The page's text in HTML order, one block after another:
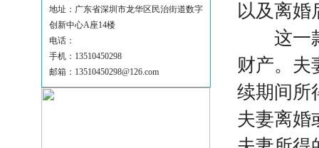
地址：广东省深圳市龙华区民治街道数字
创新中心A座14楼
电话：
手机：13510450298
邮箱：13510450298@126.com
以及离婚
这一款
财产。夫
续期间所
夫妻离婚